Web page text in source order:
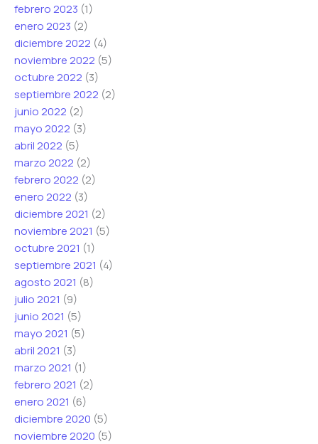
febrero 2023 (1)
enero 2023 (2)
diciembre 2022 (4)
noviembre 2022 (5)
octubre 2022 (3)
septiembre 2022 (2)
junio 2022 (2)
mayo 2022 (3)
abril 2022 (5)
marzo 2022 (2)
febrero 2022 (2)
enero 2022 (3)
diciembre 2021 (2)
noviembre 2021 (5)
octubre 2021 (1)
septiembre 2021 (4)
agosto 2021 (8)
julio 2021 (9)
junio 2021 (5)
mayo 2021 (5)
abril 2021 (3)
marzo 2021 (1)
febrero 2021 (2)
enero 2021 (6)
diciembre 2020 (5)
noviembre 2020 (5)